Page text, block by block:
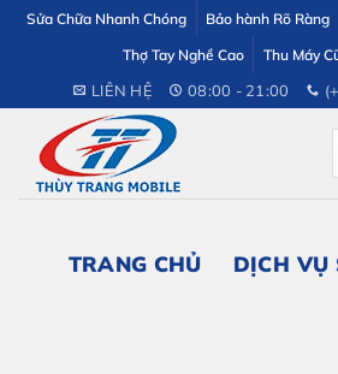
dung
Sửa Chữa Nhanh Chóng Bảo hành Rõ Ràng
Thợ Tay Nghề Cao
Thu Máy
LIÊN HỆ 08:00 - 21:00
TRANG CHỦ DỊCH VỤ